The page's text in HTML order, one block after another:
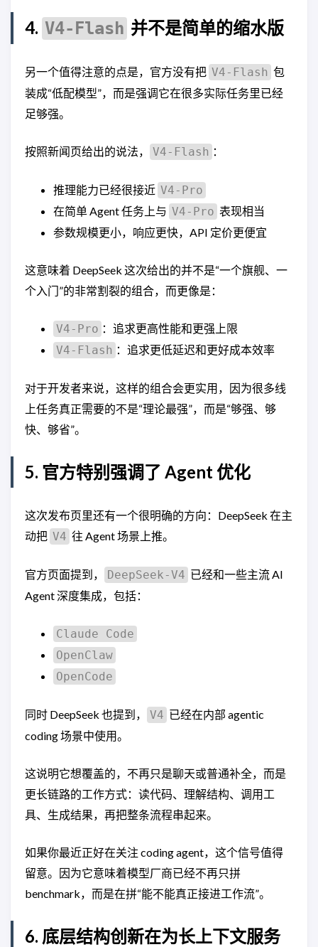
4. V4-Flash 并不是简单的缩水版
另一个值得注意的点是，官方没有把 V4-Flash 包
装成“低配模型”，而是强调它在很多实际任务里已经
足够强。
按照新闻页给出的说法， V4-Flash ：
推理能力已经很接近 V4-Pro
在简单 Agent 任务上与 V4-Pro 表现相当
参数规模更小，响应更快，API 定价更便宜
这意味着 DeepSeek 这次给出的并不是“一个旗舰、一
个入门”的非常割裂的组合，而更像是：
V4-Pro ：追求更高性能和更强上限
V4-Flash ：追求更低延迟和更好成本效率
对于开发者来说，这样的组合会更实用，因为很多线
上任务真正需要的不是“理论最强”，而是“够强、够
快、够省”。
5. 官方特别强调了 Agent 优化
这次发布页里还有一个很明确的方向：DeepSeek 在主
动把 V4 往 Agent 场景上推。
官方页面提到， DeepSeek-V4 已经和一些主流 AI
Agent 深度集成，包括：
Claude Code
OpenClaw
OpenCode
同时 DeepSeek 也提到， V4 已经在内部 agentic
coding 场景中使用。
这说明它想覆盖的，不再只是聊天或普通补全，而是
更长链路的工作方式：读代码、理解结构、调用工
具、生成结果，再把整条流程串起来。
如果你最近正好在关注 coding agent，这个信号值得
留意。因为它意味着模型厂商已经不再只拼
benchmark，而是在拼“能不能真正接进工作流”。
6. 底层结构创新在为长上下文服务